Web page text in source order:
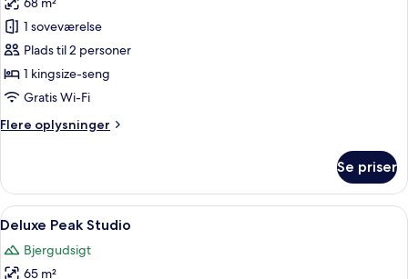
af
Studiolejlighed
(Vista)
1 soveværelse
Plads til 2 personer
1 kingsize-seng
Gratis Wi-Fi
Flere oplysninger
Flere
(Vista)
Se priser
Indlæs
alle
billeder
Et hotelværelse med en stor seng,
5
Deluxe Peak Studio
Bjergudsigt
65 m²